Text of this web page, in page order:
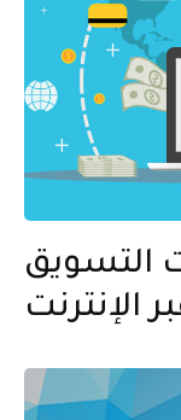
التسويق
الإنترنت